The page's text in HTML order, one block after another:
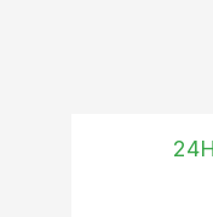
24H